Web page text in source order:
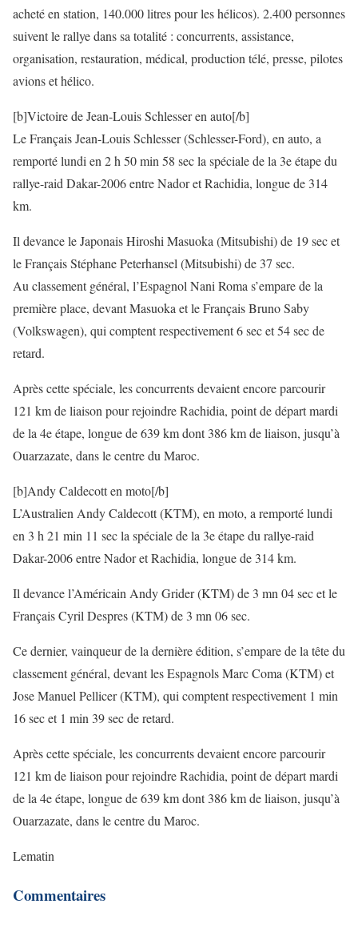
acheté en station, 140.000 litres pour les hélicos). 2.400 personnes
suivent le rallye dans sa totalité : concurrents, assistance,
organisation, restauration, médical, production télé, presse, pilotes
avions et hélico.
[b]Victoire de Jean-Louis Schlesser en auto[/b]
Le Français Jean-Louis Schlesser (Schlesser-Ford), en auto, a
remporté lundi en 2 h 50 min 58 sec la spéciale de la 3e étape du
rallye-raid Dakar-2006 entre Nador et Rachidia, longue de 314
km.
Il devance le Japonais Hiroshi Masuoka (Mitsubishi) de 19 sec et
le Français Stéphane Peterhansel (Mitsubishi) de 37 sec.
Au classement général, l’Espagnol Nani Roma s’empare de la
première place, devant Masuoka et le Français Bruno Saby
(Volkswagen), qui comptent respectivement 6 sec et 54 sec de
retard.
Après cette spéciale, les concurrents devaient encore parcourir
121 km de liaison pour rejoindre Rachidia, point de départ mardi
de la 4e étape, longue de 639 km dont 386 km de liaison, jusqu’à
Ouarzazate, dans le centre du Maroc.
[b]Andy Caldecott en moto[/b]
L’Australien Andy Caldecott (KTM), en moto, a remporté lundi
en 3 h 21 min 11 sec la spéciale de la 3e étape du rallye-raid
Dakar-2006 entre Nador et Rachidia, longue de 314 km.
Il devance l’Américain Andy Grider (KTM) de 3 mn 04 sec et le
Français Cyril Despres (KTM) de 3 mn 06 sec.
Ce dernier, vainqueur de la dernière édition, s’empare de la tête du
classement général, devant les Espagnols Marc Coma (KTM) et
Jose Manuel Pellicer (KTM), qui comptent respectivement 1 min
16 sec et 1 min 39 sec de retard.
Après cette spéciale, les concurrents devaient encore parcourir
121 km de liaison pour rejoindre Rachidia, point de départ mardi
de la 4e étape, longue de 639 km dont 386 km de liaison, jusqu’à
Ouarzazate, dans le centre du Maroc.
Lematin
Commentaires